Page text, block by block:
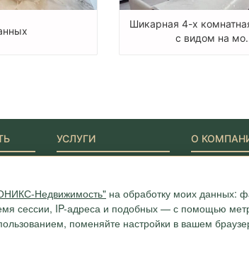
Шикарная 4-х
с видом на
Недвижимость" на обработку моих данных:
сессии, IP-адреса и подобных — с помощью
поменяйте настройки в вашем
УСЛУГИ О
Сотрудники
Награды и
Вакансии